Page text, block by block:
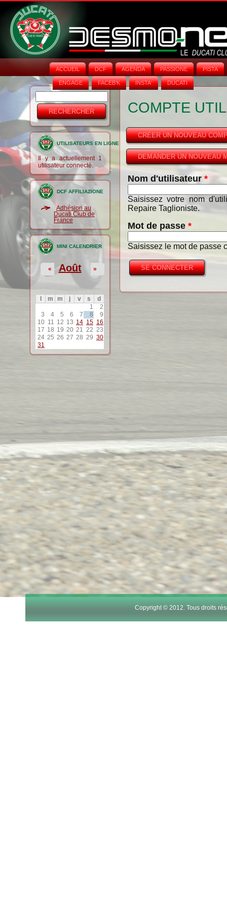
ACCUEIL DCF AGENDA PASSIONE PISTA
ENGAGE FACEB'K INSTA‘ DUCATI
Formulaire
de
recherche
UTILISATEURS EN LIGNE
Il y a actuellement 1
utilisateur connecté.
DCF AFFILIAZIONE
Adhésion au
Ducati Club de
France
MINI CALENDRIER
Août
« »
m m j v s
d
1
2
3
4 5 6 7 8
9
10 11 12 13 14 15 16
17 18 19 20 21 22 23
24 25 26 27 28 29 30
31
COMPTE
CRÉER UN NOUVEAU
DEMANDER UN NOUVEAU
Nom d'utilisateur *
Saisissez votre nom
Repaire Taglioniste.
Mot de passe *
Saisissez le mot de passe
Copyright © 2012. Tous droits